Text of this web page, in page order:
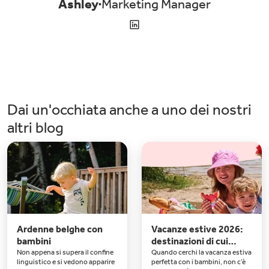
cacce al tesoro e spettacoli serali in alta stagione, per grandi e
piccini.Godetevi i panorami e la natura: la Drôme è conosciuta come una
delle regioni più belle delle Alpi francesi. Ammirate l'imponente massiccio
Ashley Marketing Manager
Dai un'occhiata anche a uno dei nostri
altri blog
Ardenne belghe con
bambini
Non appena si supera il confine
linguistico e si vedono apparire
Vacanze estive 2026:
destinazioni di cui
innamorarsi
Quando cerchi la vacanza estiva
perfetta con i bambini, non c’è